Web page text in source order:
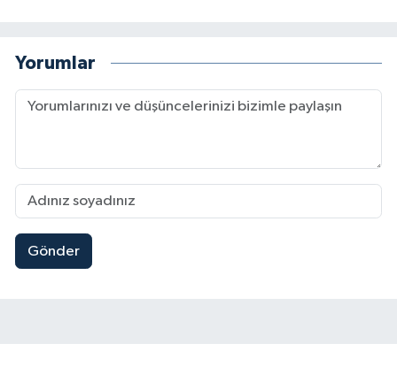
Yorumlar
Gönder